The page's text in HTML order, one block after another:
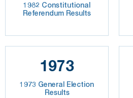
1982 Constitutional
Referendum Results
1973
1973 General Election
Results